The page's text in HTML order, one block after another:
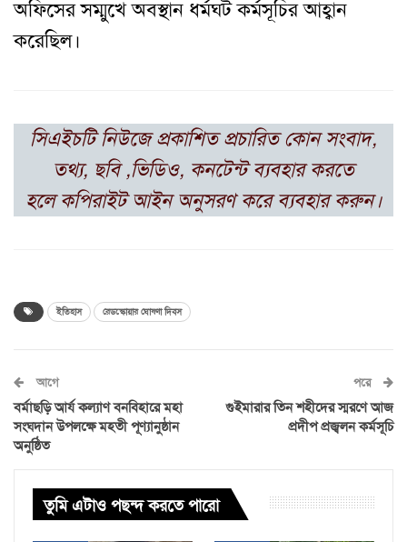
অফিসের সম্মুখে অবস্থান ধর্মঘট কর্মসূচির আহ্বান
করেছিল।
সিএইচটি নিউজে প্রকাশিত প্রচারিত কোন সংবাদ,
তথ্য, ছবি ,ভিডিও, কনটেন্ট ব্যবহার করতে
হলে কপিরাইট আইন অনুসরণ করে ব্যবহার করুন।
ইতিহাস রেডস্কোয়ার ঘোষণা দিবস
আগে
বর্মাছড়ি আর্য কল্যাণ বনবিহারে মহা
সংঘদান উপলক্ষে মহতী পূণ্যানুষ্ঠান
অনুষ্ঠিত
পরে
গুইমারার তিন শহীদের স্মরণে আজ
প্রদীপ প্রজ্বলন কর্মসূচি
তুমি এটাও পছন্দ করতে পারো